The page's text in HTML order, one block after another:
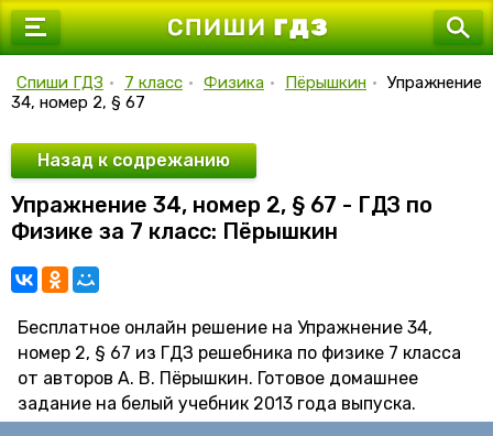
7 класс
9 класс
10 класс
11 класс
Спиши ГДЗ • 7 класс • Физика • Пёрышкин • Упражнение
34, номер 2, § 67
Назад к содрежанию
Упражнение 34, номер 2, § 67 - ГДЗ по
Физике за 7 класс: Пёрышкин
Бесплатное онлайн решение на Упражнение 34,
номер 2, § 67 из ГДЗ решебника по физике 7 класса
от авторов А. В. Пёрышкин. Готовое домашнее
задание на белый учебник 2013 года выпуска.